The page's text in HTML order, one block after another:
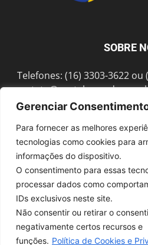
Gerenciar
Para fornecer as melhores
tecnologias como cookies para
informações do dispositivo.
O consentimento para essas
processar dados como
IDs exclusivos neste site.
Não consentir ou retirar o
negativamente certos recursos e
funções. Política de Cookies e
SOBRE
Telefones: (16) 3303-3622 ou
Sex das 8h às 18h /
SIGA-